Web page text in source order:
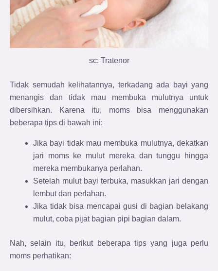
sc: Tratenor
Tidak semudah kelihatannya, terkadang ada bayi yang
menangis dan tidak mau membuka mulutnya untuk
dibersihkan. Karena itu, moms bisa menggunakan
beberapa tips di bawah ini:
Jika bayi tidak mau membuka mulutnya, dekatkan
jari moms ke mulut mereka dan tunggu hingga
mereka membukanya perlahan.
Setelah mulut bayi terbuka, masukkan jari dengan
lembut dan perlahan.
Jika tidak bisa mencapai gusi di bagian belakang
mulut, coba pijat bagian pipi bagian dalam.
Nah, selain itu, berikut beberapa tips yang juga perlu
moms perhatikan: